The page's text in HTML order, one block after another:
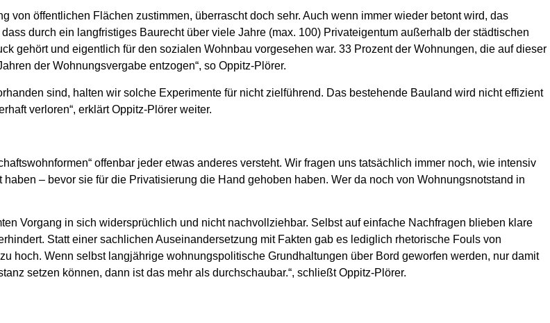
öffentlichen Flächen zustimmen, überrascht doch sehr. Auch wenn immer wieder betont wird, das
durch ein langfristiges Baurecht über viele Jahre (max. 100) Privateigentum außerhalb der städtischen
gehört und eigentlich für den sozialen Wohnbau vorgesehen war. 33 Prozent der Wohnungen, die auf dieser
der Wohnungsvergabe entzogen“, so Oppitz-Plörer.
sind, halten wir solche Experimente für nicht zielführend. Das bestehende Bauland wird nicht effizient
verloren“, erklärt Oppitz-Plörer weiter.
offenbar jeder etwas anderes versteht. Wir fragen uns tatsächlich immer noch, wie intensiv
– bevor sie für die Privatisierung die Hand gehoben haben. Wer da noch von Wohnungsnotstand in
Vorgang in sich widersprüchlich und nicht nachvollziehbar. Selbst auf einfache Nachfragen blieben klare
Statt einer sachlichen Auseinandersetzung mit Fakten gab es lediglich rhetorische Fouls von
hoch. Wenn selbst langjährige wohnungspolitische Grundhaltungen über Bord geworfen werden, nur damit
setzen können, dann ist das mehr als durchschaubar.“, schließt Oppitz-Plörer.